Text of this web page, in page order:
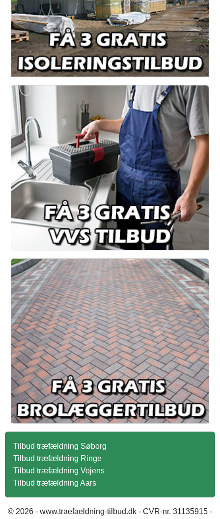
Tilbud træfældning Søborg
Tilbud træfældning Ringe
Tilbud træfældning Vojens
Tilbud træfældning Aars
© 2026 - www.traefaeldning-tilbud.dk - CVR-nr. 31135915 -